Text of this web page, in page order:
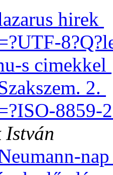
hirek
s cimekkel
2.
8859-
István